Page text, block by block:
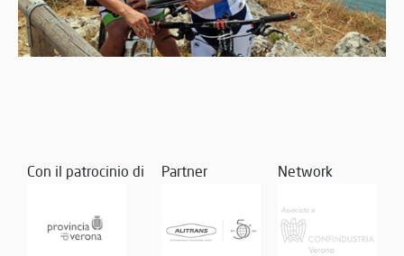
Con il patrocinio di Partner Network